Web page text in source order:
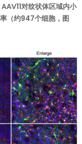
对纹状体区域内小
（约947个细胞，图